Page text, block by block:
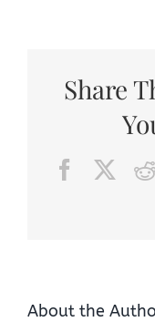
Share
Facebook
About the